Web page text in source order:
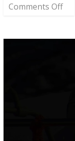
Comments Off